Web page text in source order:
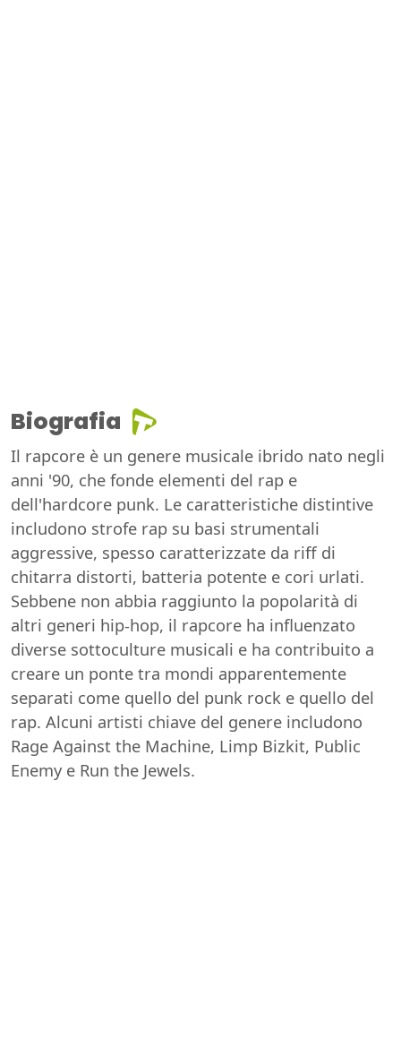
Biografia
Il rapcore è un genere musicale ibrido nato negli
anni '90, che fonde elementi del rap e
dell'hardcore punk. Le caratteristiche distintive
includono strofe rap su basi strumentali
aggressive, spesso caratterizzate da riff di
chitarra distorti, batteria potente e cori urlati.
Sebbene non abbia raggiunto la popolarità di
altri generi hip-hop, il rapcore ha influenzato
diverse sottoculture musicali e ha contribuito a
creare un ponte tra mondi apparentemente
separati come quello del punk rock e quello del
rap. Alcuni artisti chiave del genere includono
Rage Against the Machine, Limp Bizkit, Public
Enemy e Run the Jewels.